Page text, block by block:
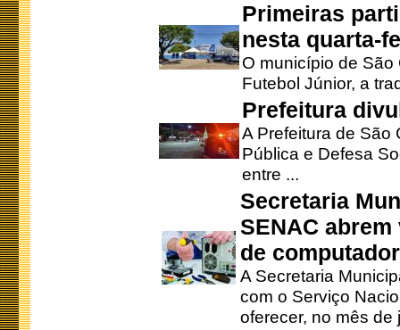
Primeiras
nesta quarta-
O município de
Futebol Júnior, a
Prefeitura
A Prefeitura de São
Pública e Defesa
entre ...
Secretaria
SENAC
de
A Secretaria
com o Serviço
oferecer, no mês de